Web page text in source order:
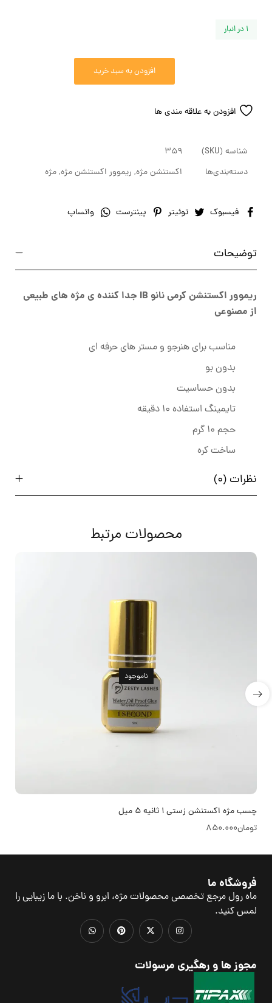
1 در انبار
افزودن به سبد خرید
افزودن به علاقه مندی ها
شناسه (SKU)
359
دسته‌بندی‌ها
اکستنشن مژه, ریموور اکستنشن مژه,مژه
فیسبوک توئیتر پینترست واتساپ
توضیحات
ریموور اکستنشن کرمی نانو IB جدا کننده ی مژه های طبیعی
از مصنوعی
مناسب برای هنرجو و مستر های حرفه ای
بدون بو
بدون حساسیت
تایمینگ استفاده 10 دقیقه
حجم 10 گرم
ساخت کره
نظرات (0)
محصولات مرتبط
ناموجود
چسب مژه اکستنشن زستی 1 ثانیه 5 میل
تومان850.000
فروشگاه ما
ماه رول مرجع تخصصی محصولات مژه، ابرو و ناخن. با ما زیبایی را
لمس کنید.
مجوز ها و رهگیری مرسولات